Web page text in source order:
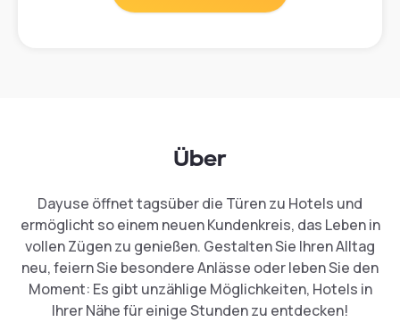
Über
Dayuse öffnet tagsüber die Türen zu Hotels und
ermöglicht so einem neuen Kundenkreis, das Leben in
vollen Zügen zu genießen. Gestalten Sie Ihren Alltag
neu, feiern Sie besondere Anlässe oder leben Sie den
Moment: Es gibt unzählige Möglichkeiten, Hotels in
Ihrer Nähe für einige Stunden zu entdecken!